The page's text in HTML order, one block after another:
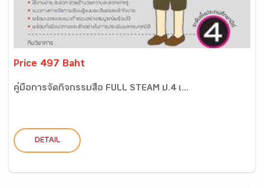
Price 497 Baht
คู่มือการจัดกิจกรรมสื่อ FULL STEAM ป.4 เ...
DETAIL